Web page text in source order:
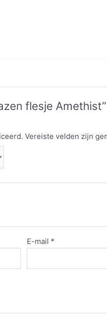
flesje
Vereiste velden zijn
E-mail *